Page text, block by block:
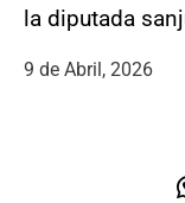
la diputada
9 de Abril, 2026